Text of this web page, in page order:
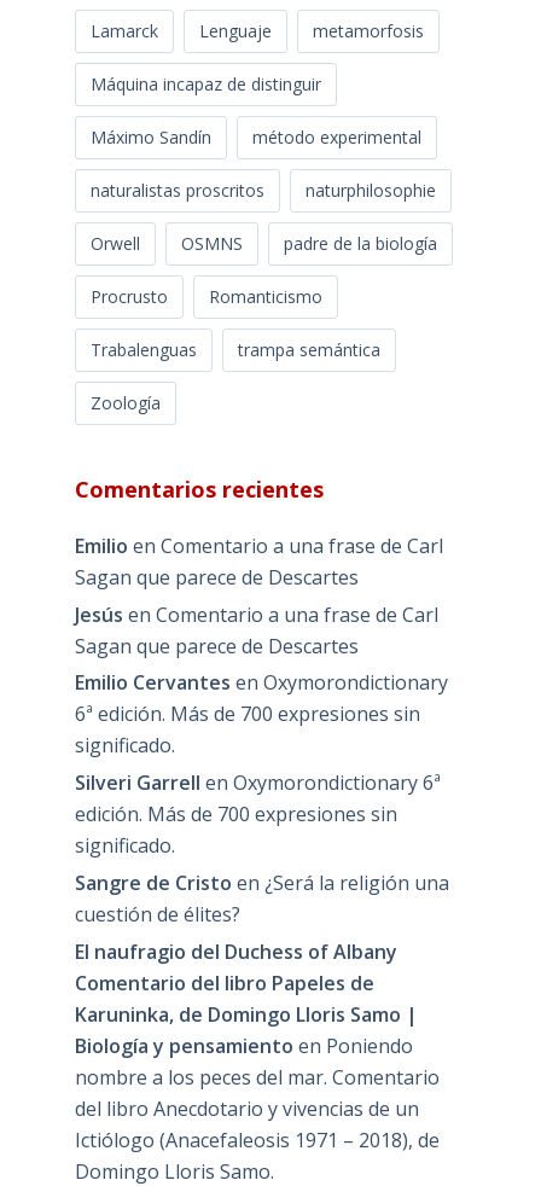
Lamarck Lenguaje metamorfosis
Máquina incapaz de distinguir
Máximo Sandín método experimental
naturalistas proscritos naturphilosophie
Orwell OSMNS padre de la biología
Procrusto Romanticismo
Trabalenguas trampa semántica
Zoología
Comentarios recientes
Emilio en Comentario a una frase de Carl
Sagan que parece de Descartes
Jesús en Comentario a una frase de Carl
Sagan que parece de Descartes
Emilio Cervantes en Oxymorondictionary
6ª edición. Más de 700 expresiones sin
significado.
Silveri Garrell en Oxymorondictionary 6ª
edición. Más de 700 expresiones sin
significado.
Sangre de Cristo en ¿Será la religión una
cuestión de élites?
El naufragio del Duchess of Albany
Comentario del libro Papeles de
Karuninka, de Domingo Lloris Samo |
Biología y pensamiento en Poniendo
nombre a los peces del mar. Comentario
del libro Anecdotario y vivencias de un
Ictiólogo (Anacefaleosis 1971 – 2018), de
Domingo Lloris Samo.